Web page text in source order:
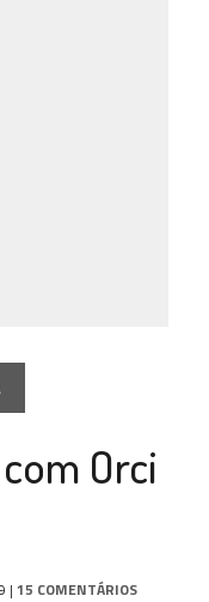
Orci
| 15 COMENTÁRIOS